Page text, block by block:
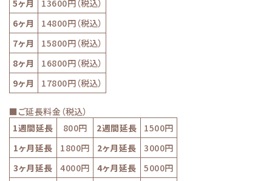
5ヶ月
13600円（税込）
6ヶ月
14800円（税込）
7ヶ月
15800円（税込）
8ヶ月
16800円（税込）
9ヶ月
17800円（税込）
■ご延長料金（税込）
1週間延長
800円 2週間延長
1500円
1ヶ月延長
1800円 2ヶ月延長
3000円
3ヶ月延長
4000円 4ヶ月延長
5000円